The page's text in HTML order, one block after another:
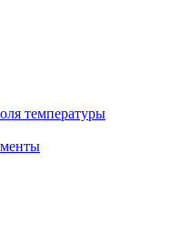
температуры